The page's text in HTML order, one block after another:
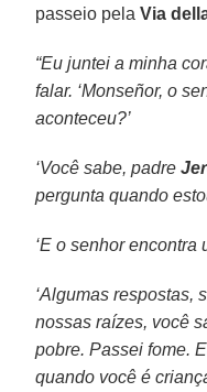
passeio pelaVia
“Eu juntei a minha
falar. ‘Monseñor, o
aconteceu?’
‘Você sabe, padre
pergunta quando
‘E o senhor encontra
‘Algumas respostas,
nossas raízes, você
pobre. Passei fome.
quando você é